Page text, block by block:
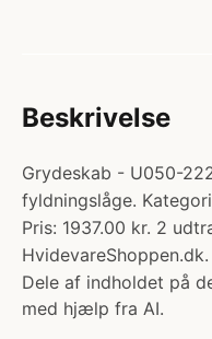
Beskrivelse
Grydeskab - U050-
fyldningslåge.
Pris: 1937.00 kr. 2
HvidevareShoppen.dk.
Dele af indholdet på
med hjælp fra AI.